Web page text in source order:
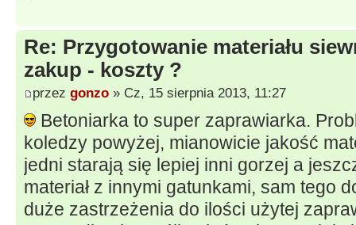
Re: Przygotowanie materiału
zakup - koszty ?
przez gonzo » Cz, 15 sierpnia 2013, 11:27
Betoniarka to super zaprawiarka.
koledzy powyżej, mianowicie jakość
jedni starają się lepiej inni gorzej a
materiał z innymi gatunkami, sam tego
duże zastrzeżenia do ilości użytej